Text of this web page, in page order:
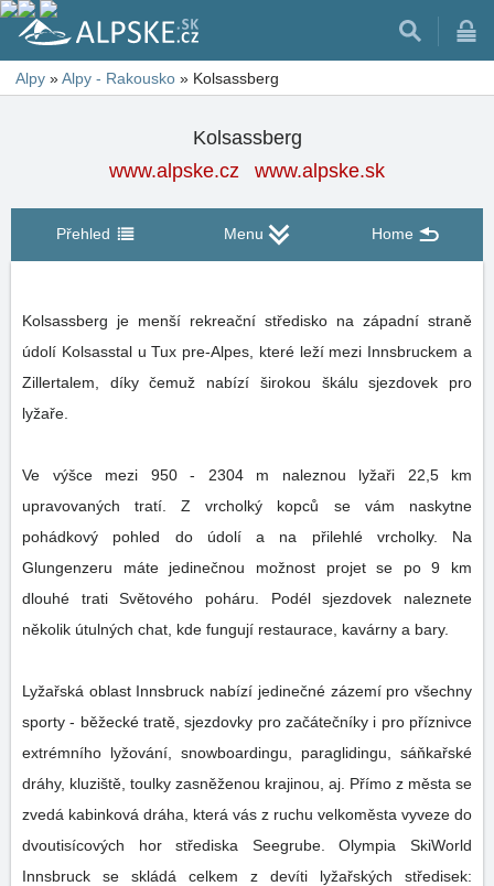
Alpy »Alpy - Rakousko » Kolsassberg
Kolsassberg
www.alpske.cz
www.alpske.sk
Přehled Menu Home
Kolsassberg je menší rekreační středisko na západní straně
údolí Kolsasstal u Tux pre-Alpes, které leží mezi Innsbruckem a
Zillertalem, díky čemuž nabízí širokou škálu sjezdovek pro
lyžaře.
Ve výšce mezi 950 - 2304 m naleznou lyžaři 22,5 km
upravovaných tratí. Z vrcholký kopců se vám naskytne
pohádkový pohled do údolí a na přilehlé vrcholky. Na
Glungenzeru máte jedinečnou možnost projet se po 9 km
dlouhé trati Světového poháru. Podél sjezdovek naleznete
několik útulných chat, kde fungují restaurace, kavárny a bary.
Lyžařská oblast Innsbruck nabízí jedinečné zázemí pro všechny
sporty - běžecké tratě, sjezdovky pro začátečníky i pro příznivce
extrémního lyžování, snowboardingu, paraglidingu, sáňkařské
dráhy, kluziště, toulky zasněženou krajinou, aj. Přímo z města se
zvedá kabinková dráha, která vás z ruchu velkoměsta vyveze do
dvoutisícových hor střediska Seegrube. Olympia SkiWorld
Innsbruck se skládá celkem z devíti lyžařských středisek: